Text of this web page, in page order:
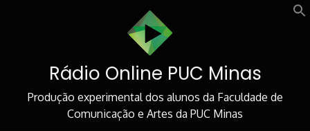
Rádio Online PUC Minas
Produção experimental dos alunos da Faculdade de
Comunicação e Artes da PUC Minas